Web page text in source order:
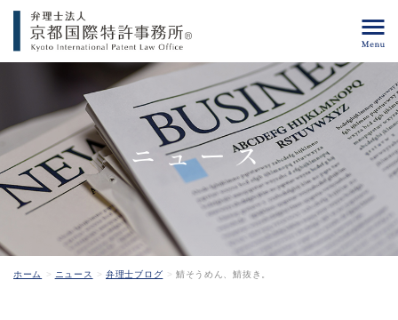
ニュース
ホーム ニュース 弁理士ブログ 鯖そうめん、鯖抜き。